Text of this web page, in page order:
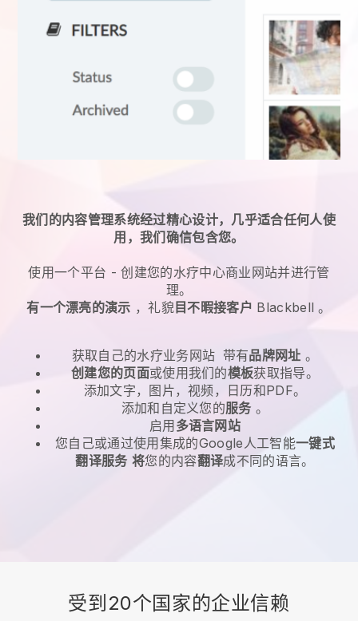
我们的内容管理系统经过精心设计，几乎适合任何人使
用，我们确信包含您。
使用一个平台 -创建您的水疗中心商业网站并进行管
理。
有一个漂亮的演示 ，礼貌目不暇接客户 Blackbell 。
获取自己的水疗业务网站 带有品牌网址 。
创建您的页面或使用我们的模板获取指导。
添加文字，图片，视频，日历和PDF。
添加和自定义您的服务 。
启用多语言网站
您自己或通过使用集成的Google人工智能一键式
翻译服务 将您的内容翻译成不同的语言。
受到20个国家的企业信赖